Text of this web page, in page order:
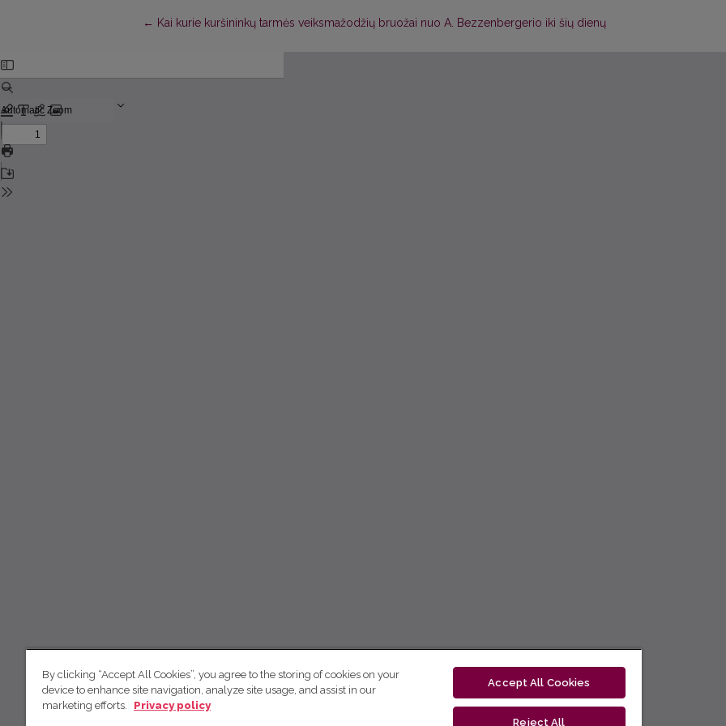
← Return to Article Details
Kai kurie kuršininkų tarmės veiksmažodžių bruožai nuo A. Bezzenbergerio iki šių dienų
By clicking “Accept All Cookies”, you agree to the storing of cookies on your
device to enhance site navigation, analyze site usage, and assist in our
marketing efforts.
Privacy policy
Accept All Cookies
Reject All